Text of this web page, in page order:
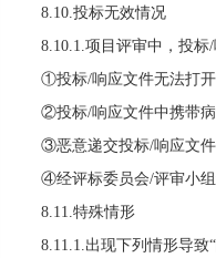
8.10.投标无效情况
8.10.1.项目评审中，投
①投标/响应文件无法打开
②投标/响应文件中携带病
③恶意递交投标/响应文件
④经评标委员会/评审小组
8.11.特殊情形
8.11.1.出现下列情形导